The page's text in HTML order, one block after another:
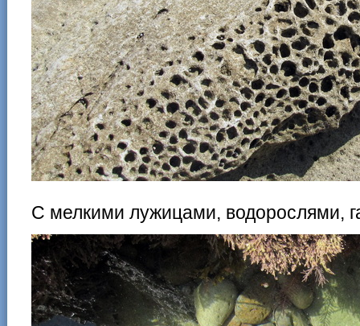
С мелкими лужицами, водорослями,